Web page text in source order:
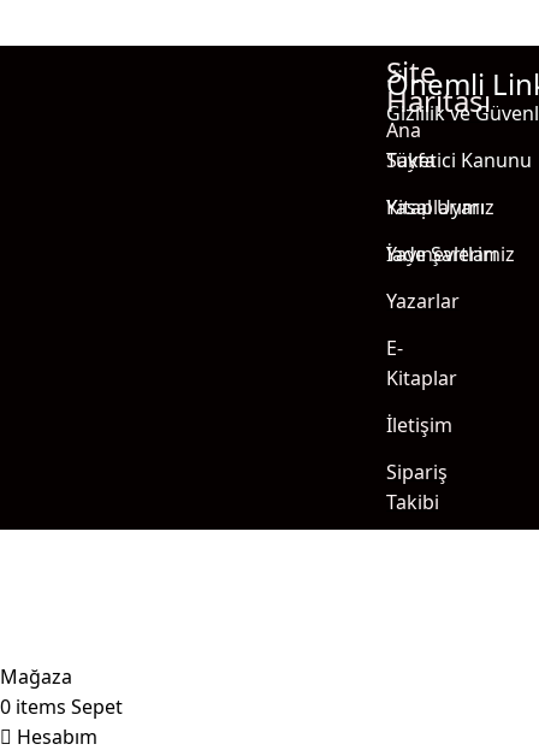
Site
Haritası
Ana
Sayfa
Kitaplarımız
Yayınevlerimiz
Yazarlar
E-
Kitaplar
İletişim
Sipariş
Takibi
Önemli
Gizlilik ve
Tüketici Kanunu
Yasal Uyarı
İade Şartları
Mağaza
0 items Sepet
Hesabım